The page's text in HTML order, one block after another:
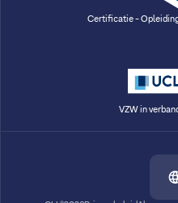
Certificatie -
VZW in